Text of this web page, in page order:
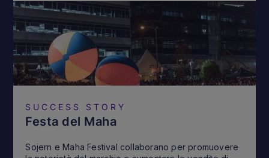
SUCCESS STORY
Festa del Maha
Sojern e Maha Festival collaborano per promuovere